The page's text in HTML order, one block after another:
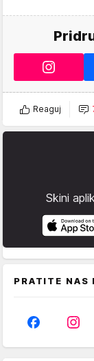
Reaguj
Skini
PRATITE NAS